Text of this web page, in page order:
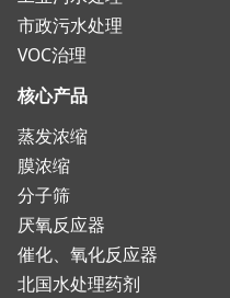
市政污水处理
VOC治理
核心产品
蒸发浓缩
膜浓缩
分子筛
厌氧反应器
催化、氧化反应器
北国水处理药剂